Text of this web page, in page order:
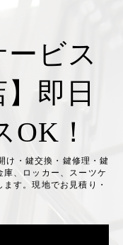
ビス
】即日
OK！
け・鍵交換・鍵修理・鍵
、ロッカー、スーツケ
す。現地でお見積り・